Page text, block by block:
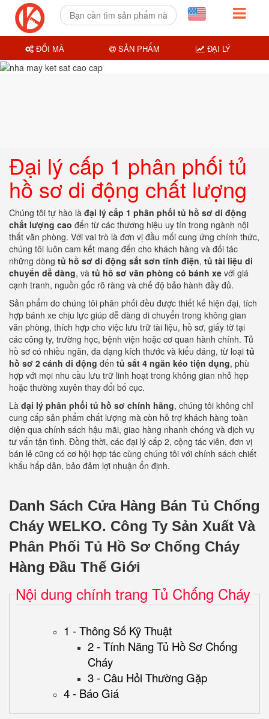
Đại lý cấp 1 phân phối tủ
hồ sơ di động chất lượng
Chúng tôi tự hào là đại lý cấp 1 phân phối tủ hồ sơ di động
chất lượng cao đến từ các thương hiệu uy tín trong ngành nội
thất văn phòng. Với vai trò là đơn vị đầu mối cung ứng chính thức,
chúng tôi luôn cam kết mang đến cho khách hàng và đối tác
những dòng tủ hồ sơ di động sắt sơn tĩnh điện, tủ tài liệu di
chuyển dễ dàng, và tủ hồ sơ văn phòng có bánh xe với giá
cạnh tranh, nguồn gốc rõ ràng và chế độ bảo hành đầy đủ.
Sản phẩm do chúng tôi phân phối đều được thiết kế hiện đại, tích
hợp bánh xe chịu lực giúp dễ dàng di chuyển trong không gian
văn phòng, thích hợp cho việc lưu trữ tài liệu, hồ sơ, giấy tờ tại
các công ty, trường học, bệnh viện hoặc cơ quan hành chính. Tủ
hồ sơ có nhiều ngăn, đa dạng kích thước và kiểu dáng, từ loại tủ
hồ sơ 2 cánh di động đến tủ sắt 4 ngăn kéo tiện dụng, phù
hợp với mọi nhu cầu lưu trữ linh hoạt trong không gian nhỏ hẹp
hoặc thường xuyên thay đổi bố cục.
Là đại lý phân phối tủ hồ sơ chính hãng, chúng tôi không chỉ
cung cấp sản phẩm chất lượng mà còn hỗ trợ khách hàng toàn
diện qua chính sách hậu mãi, giao hàng nhanh chóng và dịch vụ
tư vấn tận tình. Đồng thời, các đại lý cấp 2, cộng tác viên, đơn vị
bán lẻ cũng có cơ hội hợp tác cùng chúng tôi với chính sách chiết
khấu hấp dẫn, bảo đảm lợi nhuận ổn định.
Danh Sách Cửa Hàng Bán Tủ Chống
Cháy WELKO. Công Ty Sản Xuất Và
Phân Phối Tủ Hồ Sơ Chống Cháy
Hàng Đầu Thế Giới
Nội dung chính trang Tủ Chống Cháy
1 - Thông Số Kỹ Thuật
2 - Tính Năng Tủ Hồ Sơ Chống
Cháy
3 - Câu Hỏi Thường Gặp
4 - Báo Giá
ĐỔI MÃ SẢN PHẨM ĐẠI LÝ